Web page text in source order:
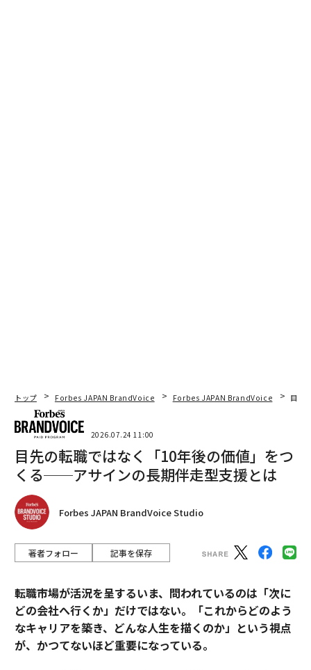
トップ Forbes JAPAN BrandVoice Forbes JAPAN BrandVoice 目先
2026.07.24 11:00
目先の転職ではなく「10年後の価値」をつ
くる──アサインの長期伴走型支援とは
Forbes JAPAN BrandVoice Studio
著者フォロー 記事を保存
転職市場が活況を呈するいま、問われているのは「次に
どの会社へ行くか」だけではない。「これからどのよう
なキャリアを築き、どんな人生を描くのか」という視点
が、かつてないほど重要になっている。